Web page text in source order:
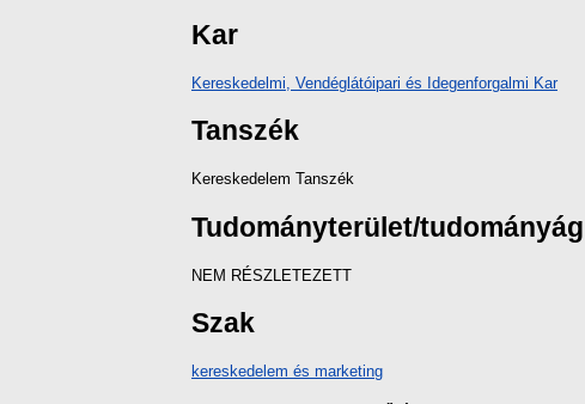
Kar
Kereskedelmi, Vendéglátóipari és Idegenforgalmi Kar
Tanszék
Kereskedelem Tanszék
Tudományterület/tudományág
NEM RÉSZLETEZETT
Szak
kereskedelem és marketing